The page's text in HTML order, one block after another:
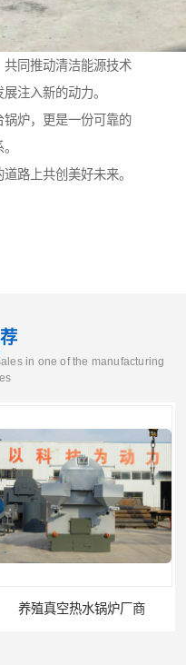
同推动清洁能源技术
注入新的动力。
炉，更是一份可靠的
路上共创美好未来。
in one of the manufacturing
天然气真空炉厂家